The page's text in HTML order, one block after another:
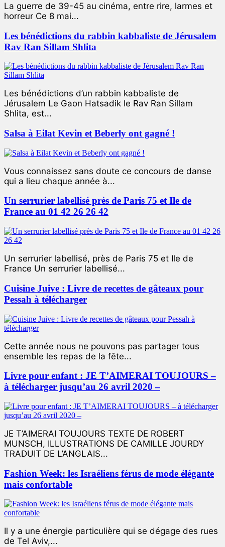
La guerre de 39-45 au cinéma, entre rire, larmes et
horreur Ce 8 mai...
Les bénédictions du rabbin kabbaliste de Jérusalem
Rav Ran Sillam Shlita
Les bénédictions d’un rabbin kabbaliste de
Jérusalem Le Gaon Hatsadik le Rav Ran Sillam
Shlita, est...
Salsa à Eilat Kevin et Beberly ont gagné !
Vous connaissez sans doute ce concours de danse
qui a lieu chaque année à...
Un serrurier labellisé près de Paris 75 et Ile de
France au 01 42 26 26 42
Un serrurier labellisé, près de Paris 75 et Ile de
France Un serrurier labellisé...
Cuisine Juive : Livre de recettes de gâteaux pour
Pessah à télécharger
Cette année nous ne pouvons pas partager tous
ensemble les repas de la fête...
Livre pour enfant : JE T’AIMERAI TOUJOURS –
à télécharger jusqu’au 26 avril 2020 –
JE T’AIMERAI TOUJOURS TEXTE DE ROBERT
MUNSCH, ILLUSTRATIONS DE CAMILLE JOURDY
TRADUIT DE L’ANGLAIS...
Fashion Week: les Israéliens férus de mode élégante
mais confortable
Il y a une énergie particulière qui se dégage des rues
de Tel Aviv,...